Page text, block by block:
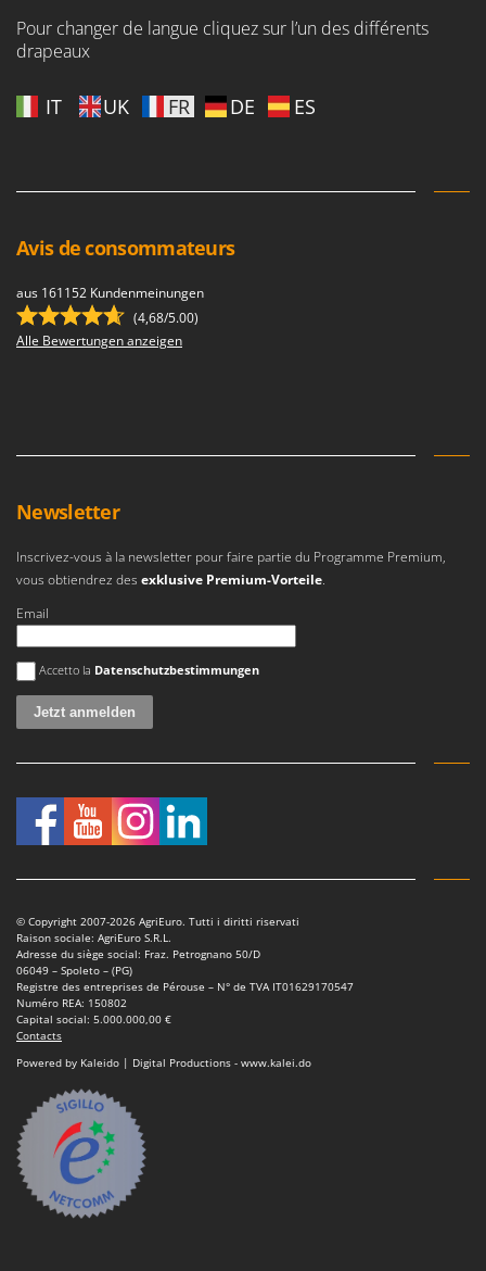
Pour changer de langue cliquez sur l’un des différents
drapeaux
IT UK FR DE ES
Avis de consommateurs
aus 161152 Kundenmeinungen
(4,68/5.00)
Alle Bewertungen anzeigen
Newsletter
Inscrivez-vous à la newsletter pour faire partie du Programme Premium,
vous obtiendrez des exklusive Premium-Vorteile.
Email
Es ist ein Fehler aufgetreten
Accetto la Datenschutzbestimmungen
© Copyright 2007-2026 AgriEuro. Tutti i diritti riservati
Raison sociale: AgriEuro S.R.L.
Adresse du siège social: Fraz. Petrognano 50/D
06049 – Spoleto – (PG)
Registre des entreprises de Pérouse – N° de TVA IT01629170547
Numéro REA: 150802
Capital social: 5.000.000,00 €
Contacts
Powered by Kaleido | Digital Productions - www.kalei.do